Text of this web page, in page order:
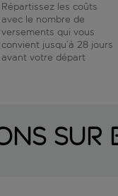
Répartissez les coûts
avec le nombre de
versements qui vous
convient jusqu’à 28 jours
avant votre départ
sur